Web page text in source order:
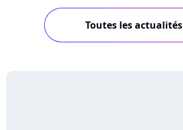
Toutes les actualités